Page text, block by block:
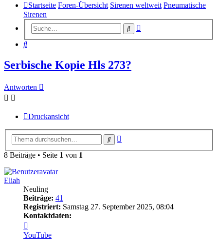
Startseite Foren-Übersicht Sirenen weltweit Pneumatische
Sirenen
Suche
Suche
Serbische Kopie Hls 273?
Antworten
Druckansicht
Suche
8 Beiträge • Seite 1 von 1
Eliah
Neuling
Beiträge: 41
Registriert: Samstag 27. September 2025, 08:04
Kontaktdaten:
von
Eliah
YouTube